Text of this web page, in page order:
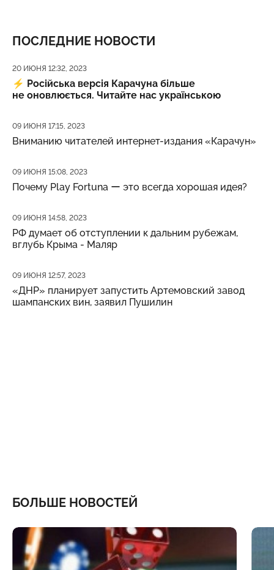
ПОСЛЕДНИЕ НОВОСТИ
Дата публикации
20 ИЮНЯ 12:32, 2023
⚡️ Російська версія Карачуна більше
не оновлюється. Читайте нас українською
Дата публикации
09 ИЮНЯ 17:15, 2023
Вниманию читателей интернет-издания «Карачун»
Дата публикации
09 ИЮНЯ 15:08, 2023
Почему Play Fortuna ー это всегда хорошая идея?
Дата публикации
09 ИЮНЯ 14:58, 2023
РФ думает об отступлении к дальним рубежам,
вглубь Крыма - Маляр
Дата публикации
09 ИЮНЯ 12:57, 2023
«ДНР» планирует запустить Артемовский завод
шампанских вин, заявил Пушилин
БОЛЬШЕ НОВОСТЕЙ